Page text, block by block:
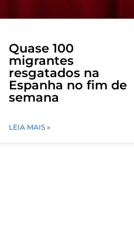
Quase 100
migrantes
resgatados na
Espanha no fim de
semana
LEIA MAIS »